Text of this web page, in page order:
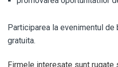
Participarea la evenimentul
gratuita.
Firmele interesate sunt